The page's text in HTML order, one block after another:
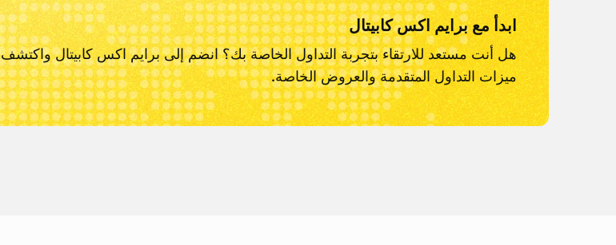
ابدأ مع برايم اكس كابيتال
هل أنت مستعد للارتقاء بتجربة التداول الخاصة بك؟ انضم إلى برايم اكس كابيتال واكتشف
ميزات التداول المتقدمة والعروض الخاصة.